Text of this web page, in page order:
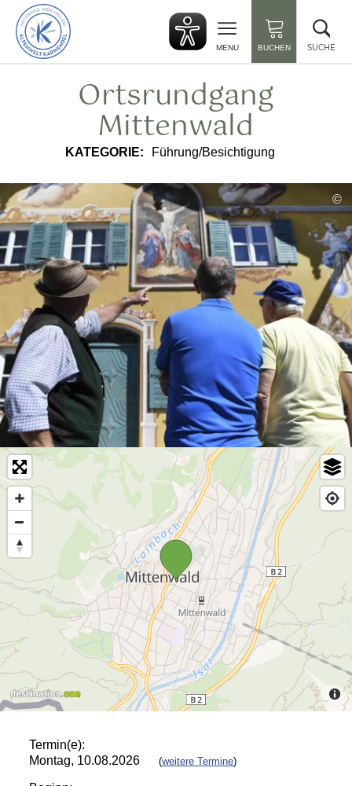
zurück
zur
Startseite
MENU BUCHEN SUCHE
Ortsrundgang
Mittenwald
KATEGORIE: Führung/Besichtigung
©
Termin(e):
Montag, 10.08.2026
(weitere Termine)